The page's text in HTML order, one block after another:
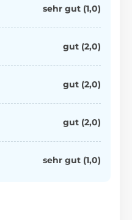
sehr gut (1,0)
gut (2,0)
gut (2,0)
gut (2,0)
sehr gut (1,0)